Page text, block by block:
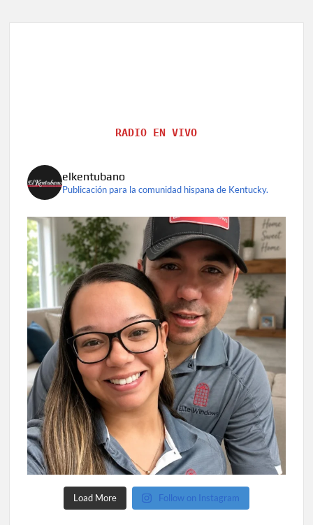
RADIO EN VIVO
elkentubano
Publicación para la comunidad hispana de Kentucky.
Load More Follow on Instagram